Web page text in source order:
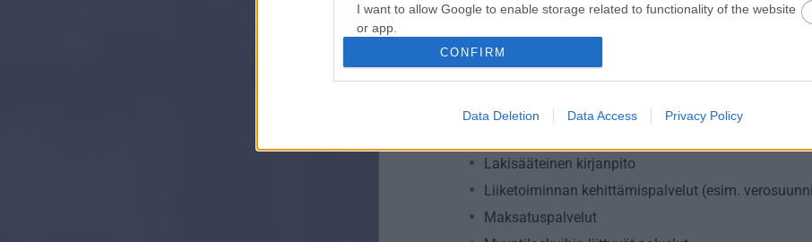
I want to allow Google to enable storage related to functionality of the website
or app.
I want to allow Google to enable storage related to personalization.
I want to allow Google to enable storage related to security, including
authentication functionality and fraud prevention, and other user protection.
CONFIRM
Data Deletion Data Access Privacy Policy
Taide- ja kulttuuriala
Urheiluseurat
Palvelutarjonta
Lakisääteinen kirjanpito
Liiketoiminnan kehittämispalvelut (esim.
Maksatuspalvelut